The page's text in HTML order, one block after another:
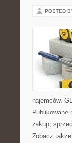
POSTED
najemców.
Publikowane
zakup,
Zobacz